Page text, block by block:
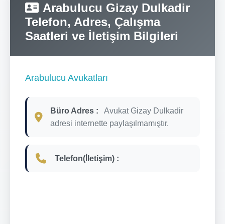
Arabulucu Gizay Dulkadir
Telefon, Adres, Çalışma
Saatleri ve İletişim Bilgileri
Arabulucu Avukatları
Büro Adres :
Avukat Gizay Dulkadir
adresi internette paylaşılmamıştır.
Telefon(İletişim) :